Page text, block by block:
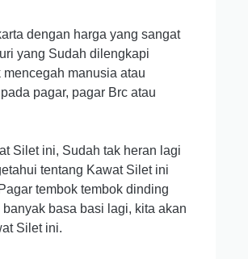
dengan harga yang sangat
yang Sudah dilengkapi
manusia atau
pagar, pagar Brc atau
Silet ini, Sudah tak heran lagi
tentang Kawat Silet ini
tembok tembok dinding
basa basi lagi, kita akan
Silet ini.